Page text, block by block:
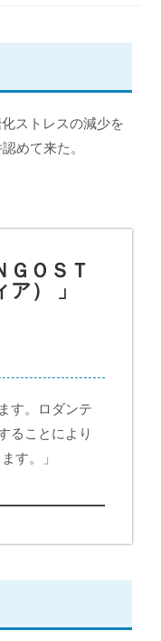
ストレスの減少を
めて来た。
ＧＯＳＴ
ア） 」
す。ロダンテ
ることにより
す。」